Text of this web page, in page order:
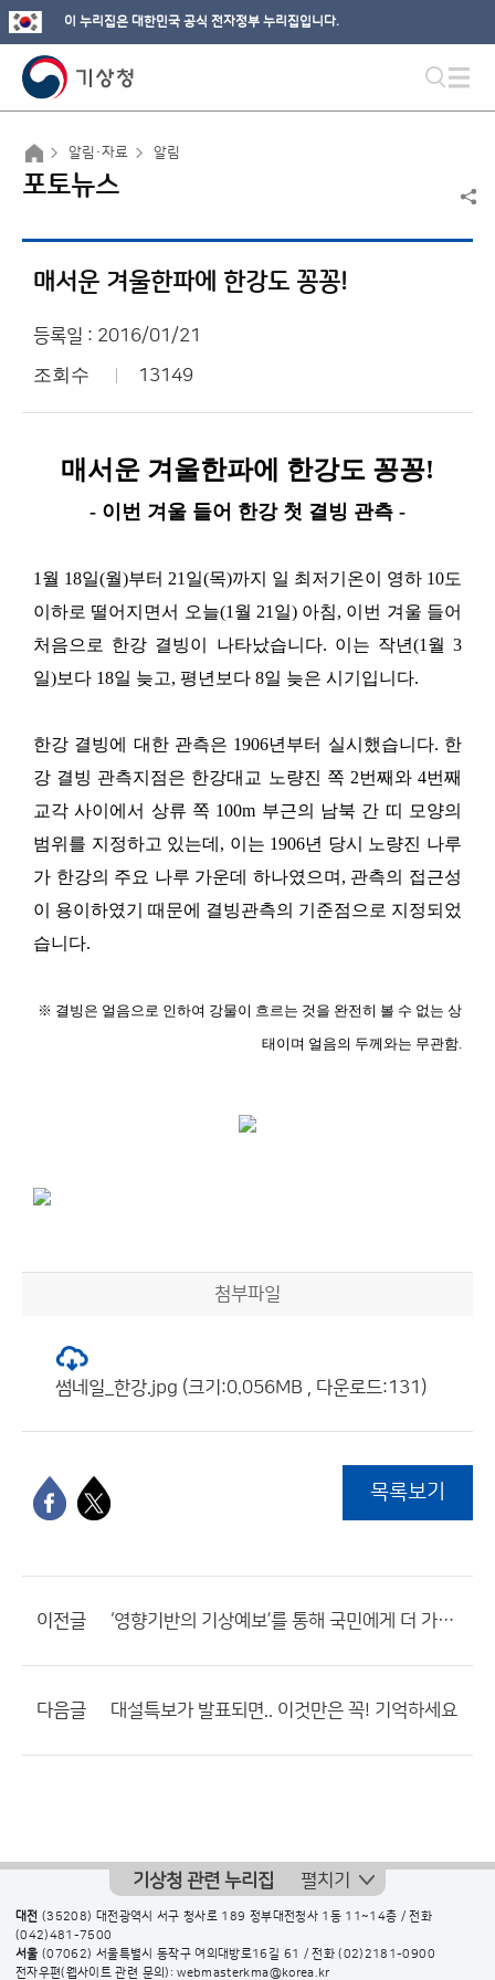
이 누리집은 대한민국 공식 전자정부 누리집입니다.
알림·자료 알림
포토뉴스
매서운 겨울한파에 한강도 꽁꽁!
등록일 : 2016/01/21
조회수 13149
매서운 겨울한파에 한강도 꽁꽁!
- 이번 겨울 들어 한강 첫 결빙 관측 -
1월 18일(월)부터 21일(목)까지 일 최저기온이 영하 10도
이하로 떨어지면서 오늘(1월 21일) 아침, 이번 겨울 들어
처음으로 한강 결빙이 나타났습니다. 이는 작년(1월 3
일)보다 18일 늦고, 평년보다 8일 늦은 시기입니다.
한강 결빙에 대한 관측은 1906년부터 실시했습니다. 한
강 결빙 관측지점은 한강대교 노량진 쪽 2번째와 4번째
교각 사이에서 상류 쪽 100m 부근의 남북 간 띠 모양의
범위를 지정하고 있는데, 이는 1906년 당시 노량진 나루
가 한강의 주요 나루 가운데 하나였으며, 관측의 접근성
이 용이하였기 때문에 결빙관측의 기준점으로 지정되었
습니다.
※ 결빙은 얼음으로 인하여 강물이 흐르는 것을 완전히 볼 수 없는 상
태이며 얼음의 두께와는 무관함.
첨부파일
썸네일_한강.jpg (크기:0.056MB , 다운로드:131)
목록보기
이전글 ‘영향기반의 기상예보’를 통해 국민에게 더 가까이 다가갑니다!
다음글 대설특보가 발표되면.. 이것만은 꼭! 기억하세요
기상청 관련 누리집 펼치기
대전 (35208) 대전광역시 서구 청사로 189 정부대전청사 1동 11~14층 / 전화
(042)481-7500
서울 (07062) 서울특별시 동작구 여의대방로16길 61 / 전화(02)2181-0900
전자우편(웹사이트 관련 문의): webmasterkma@korea.kr